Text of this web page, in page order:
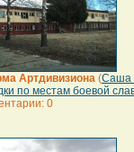
Артдивизиона (Саша
по местам боевой
0